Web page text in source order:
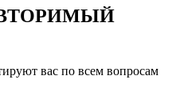
вас по всем вопросам